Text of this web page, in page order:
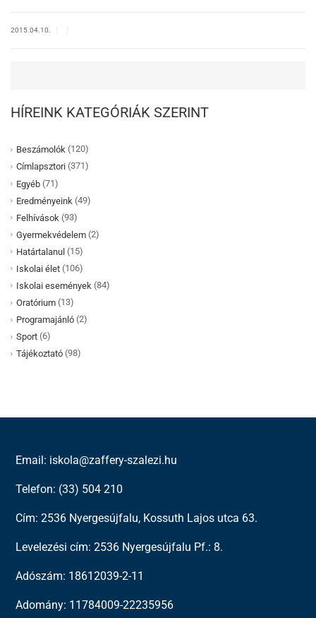
2015.04.10.
HÍREINK KATEGÓRIÁK SZERINT
Beszámolók (120)
Címlapsztori (371)
Egyéb (71)
Eredményeink (49)
Felhívások (93)
Gyermekvédelem (2)
Határtalanul (15)
Iskolai élet (106)
Iskolai események (84)
Oratórium (13)
Programajánló (2)
Sport (6)
Tájékoztató (98)
Email: iskola@zaffery-szalezi.hu
Telefon: (33) 504 210
Cím: 2536 Nyergesújfalu, Kossuth Lajos utca 63.
Levelezési cím: 2536 Nyergesújfalu Pf.: 8.
Adószám: 18612039-2-11
Adomány: 11784009-22235956